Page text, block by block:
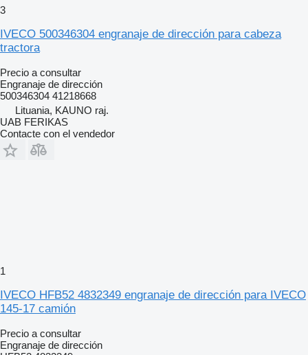
3
IVECO 500346304 engranaje de dirección para cabeza
tractora
Precio a consultar
Engranaje de dirección
500346304 41218668
Lituania, KAUNO raj.
UAB FERIKAS
Contacte con el vendedor
1
IVECO HFB52 4832349 engranaje de dirección para IVECO
145-17 camión
Precio a consultar
Engranaje de dirección